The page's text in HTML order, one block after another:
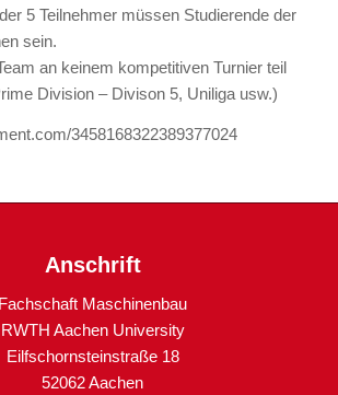
5 Teilnehmer müssen Studierende der
sein.
an keinem kompetitiven Turnier teil
Division – Divison 5, Uniliga usw.)
3458168322389377024
Anschrift
Fachschaft Maschinenbau
RWTH Aachen University
Eilfschornsteinstraße 18
52062 Aachen